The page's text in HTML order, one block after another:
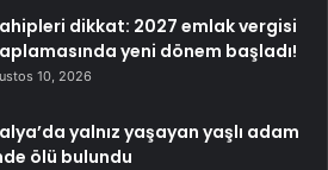
dikkat: 2027 emlak vergisi
yeni dönem başladı!
10, 2026
yalnız yaşayan yaşlı adam
ölü bulundu